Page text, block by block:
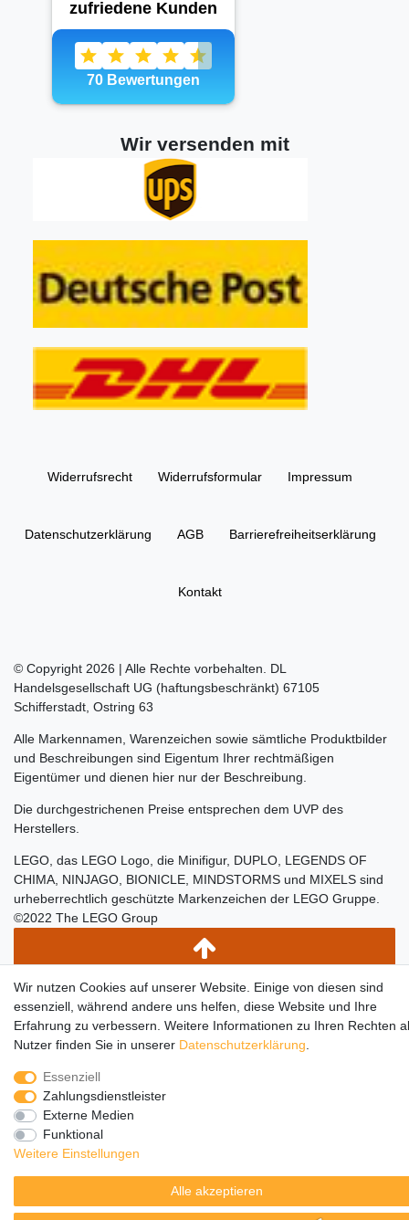
Wir versenden mit
Widerrufs­recht Widerrufs­formular Impressum
Daten­schutz­erklärung AGB Barrierefreiheitserklärung
Kontakt
© Copyright 2026 | Alle Rechte vorbehalten. DL
Handelsgesellschaft UG (haftungsbeschränkt) 67105
Schifferstadt, Ostring 63
Alle Markennamen, Warenzeichen sowie sämtliche Produktbilder
und Beschreibungen sind Eigentum Ihrer rechtmäßigen
Eigentümer und dienen hier nur der Beschreibung.
Die durchgestrichenen Preise entsprechen dem UVP des
Herstellers.
LEGO, das LEGO Logo, die Minifigur, DUPLO, LEGENDS OF
CHIMA, NINJAGO, BIONICLE, MINDSTORMS und MIXELS sind
urheberrechtlich geschützte Markenzeichen der LEGO Gruppe.
©2022 The LEGO Group
Wir nutzen Cookies auf unserer Website. Einige von diesen sind
essenziell, während andere uns helfen, diese Website und Ihre
Erfahrung zu verbessern. Weitere Informationen zu Ihren Rechten
Nutzer finden Sie in unserer Daten­schutz­erklärung
Essenziell
Zahlungsdienstleister
Externe Medien
Funktional
Weitere Einstellungen
Alle akzeptieren